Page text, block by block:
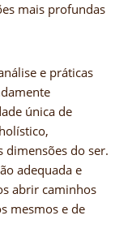
mais profundas
e práticas
única de
dimensões do ser.
adequada e
abrir caminhos
mesmos e de